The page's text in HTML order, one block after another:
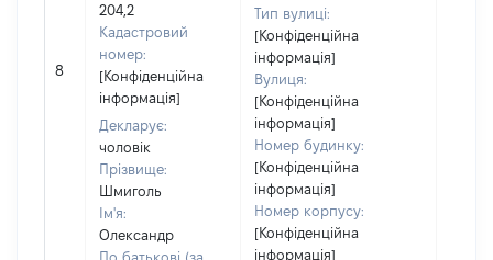
8
204,2
Кадастровий
номер:
[Конфіденційна
інформація]
Декларує:
чоловік
Прізвище:
Шмиголь
Ім'я:
Олександр
По батькові (за
Тип вулиці:
[Конфіденційна
інформація]
Вулиця:
[Конфіденційна
інформація]
Номер будинку:
[Конфіденційна
інформація]
Номер корпусу:
[Конфіденційна
інформація]